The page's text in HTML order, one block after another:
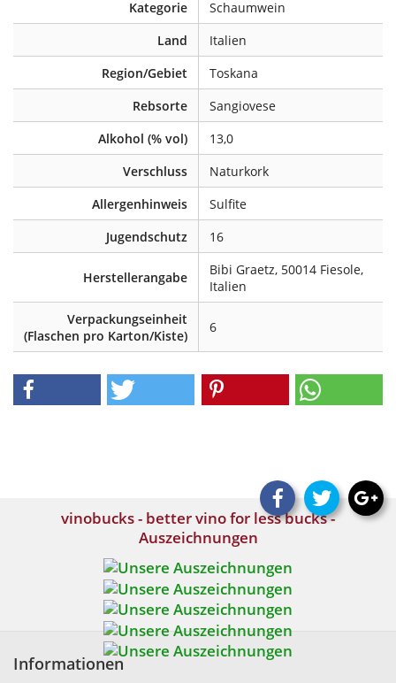
Kategorie
Schaumwein
Land
Italien
Region/Gebiet
Toskana
Rebsorte
Sangiovese
Alkohol (% vol)
13,0
Verschluss
Naturkork
Allergenhinweis
Sulfite
Jugendschutz
16
Herstellerangabe
Bibi Graetz, 50014 Fiesole,
Italien
Verpackungseinheit
(Flaschen pro Karton/Kiste)
6
vinobucks - better vino for less bucks -
Auszeichnungen
Informationen